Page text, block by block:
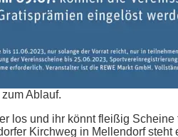
Ablauf.
los und ihr könnt fleißig
Kirchweg in Mellendorf